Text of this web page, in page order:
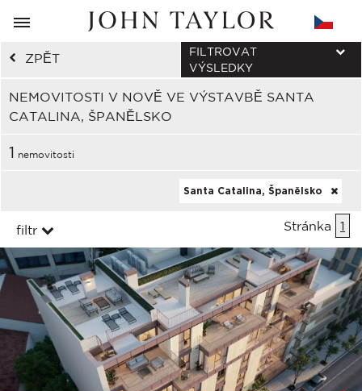
ZPĚT
NEMOVITOSTI V NOVĚ VE VÝSTAVBĚ SANTA
CATALINA, ŠPANĚLSKO
FILTROVAT
VÝSLEDKY
1 nemovitosti
Santa Catalina, Španělsko
filtr Stránka 1